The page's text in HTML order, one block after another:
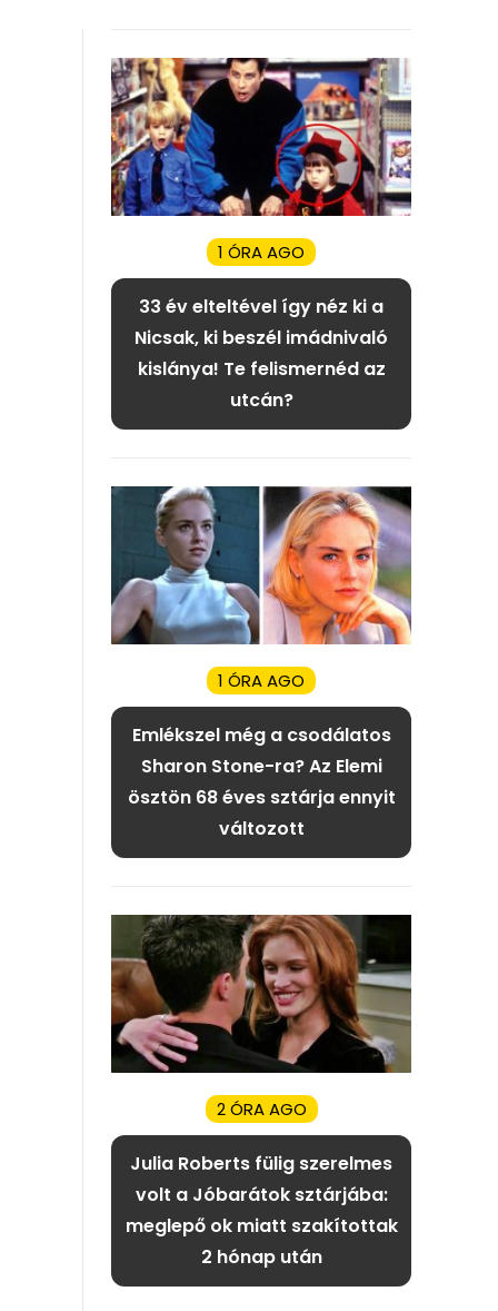
1 ÓRA AGO
33 év elteltével így néz ki a
Nicsak, ki beszél imádnivaló
kislánya! Te felismernéd az
utcán?
1 ÓRA AGO
Emlékszel még a csodálatos
Sharon Stone-ra? Az Elemi
ösztön 68 éves sztárja ennyit
változott
2 ÓRA AGO
Julia Roberts fülig szerelmes
volt a Jóbarátok sztárjába:
meglepő ok miatt szakítottak
2 hónap után